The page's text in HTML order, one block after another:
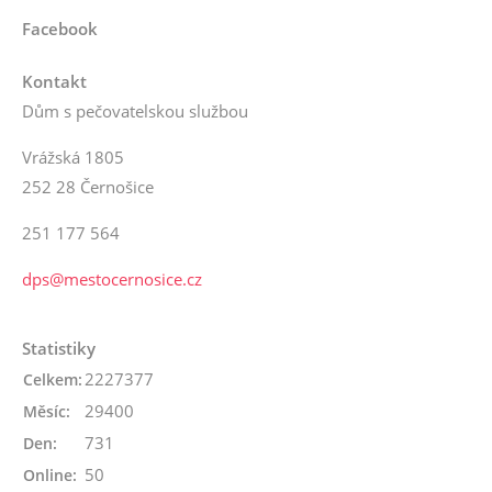
Facebook
Kontakt
Dům s pečovatelskou službou
Vrážská 1805
252 28 Černošice
251 177 564
dps@mestocernosice.cz
Statistiky
Online: 50
Celkem: 2227377
Měsíc: 29400
Den: 731